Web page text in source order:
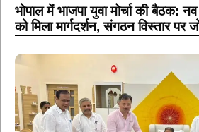
भोपाल में भाजपा युवा मोर्चा की बैठक: नव
को मिला मार्गदर्शन, संगठन विस्तार पर